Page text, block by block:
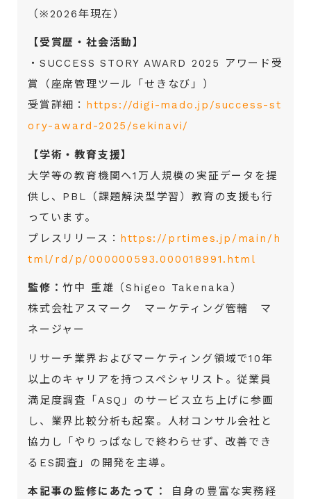
（※2026年現在）
【受賞歴・社会活動】
・SUCCESS STORY AWARD 2025 アワード受
賞（座席管理ツール「せきなび」）
受賞詳細： https://digi-mado.jp/success-st
ory-award-2025/sekinavi/
【学術・教育支援】
大学等の教育機関へ1万人規模の実証データを提
供し、PBL（課題解決型学習）教育の支援も行
っています。
プレスリリース： https://prtimes.jp/main/h
tml/rd/p/000000593.000018991.html
監修：竹中 重雄（Shigeo Takenaka）
株式会社アスマーク マーケティング管轄 マ
ネージャー
リサーチ業界およびマーケティング領域で10年
以上のキャリアを持つスペシャリスト。従業員
満足度調査「ASQ」のサービス立ち上げに参画
し、業界比較分析も起案。人材コンサル会社と
協力し「やりっぱなしで終わらせず、改善でき
るES調査」の開発を主導。
本記事の監修にあたって：
自身の豊富な実務経